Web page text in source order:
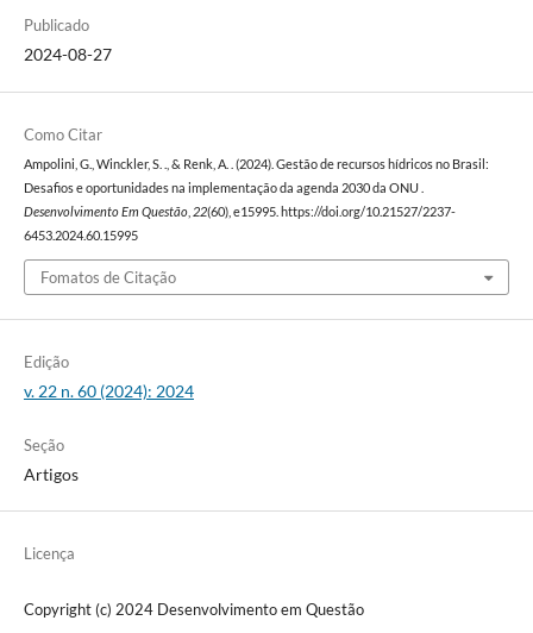
Publicado
2024-08-27
Como Citar
Ampolini, G., Winckler, S. ., & Renk, A. . (2024). Gestão de recursos hídricos no Brasil:
Desafios e oportunidades na implementação da agenda 2030 da ONU .
Desenvolvimento Em Questão, 22(60), e15995. https://doi.org/10.21527/2237-
6453.2024.60.15995
Fomatos de Citação
Edição
v. 22 n. 60 (2024): 2024
Seção
Artigos
Licença
Copyright (c) 2024 Desenvolvimento em Questão